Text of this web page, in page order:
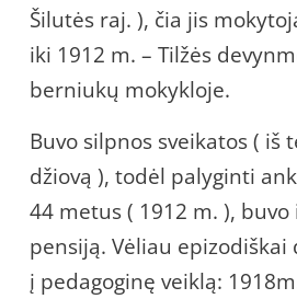
Šilutės raj. ), čia jis
iki 1912 m. – Tilžės
berniukų mokykloje.
Buvo silpnos sveikatos ( iš
džiovą ), todėl palyginti
44 metus ( 1912 m. ), buvo
pensiją. Vėliau
į pedagoginę veiklą: